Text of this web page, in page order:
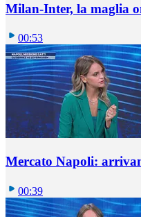
Milan-Inter, la maglia
00:53
Mercato Napoli:
00:39